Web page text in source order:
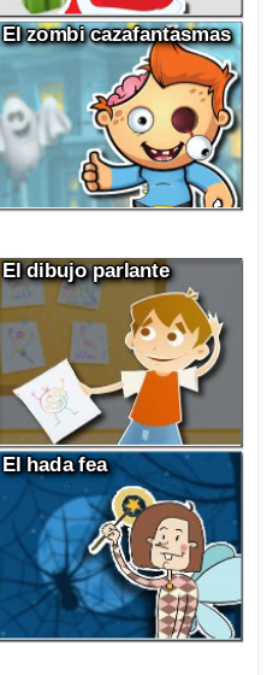
El zombi cazafantasmas
El dibujo parlante
El hada fea